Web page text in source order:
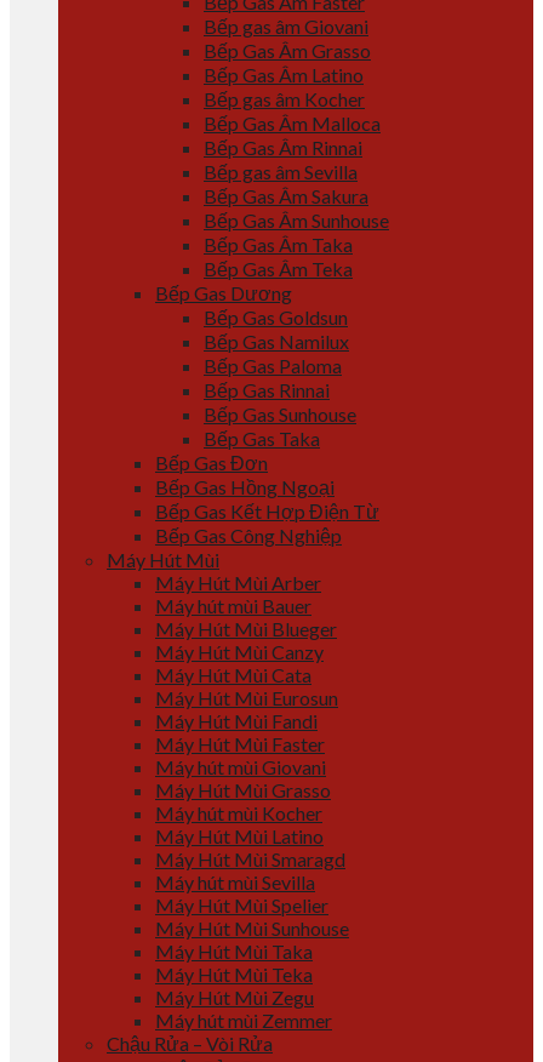
Bếp gas âm Giovani
Bếp Gas Âm Grasso
Bếp Gas Âm Latino
Bếp gas âm Kocher
Bếp Gas Âm Malloca
Bếp Gas Âm Rinnai
Bếp gas âm Sevilla
Bếp Gas Âm Sakura
Bếp Gas Âm Sunhouse
Bếp Gas Âm Taka
Bếp Gas Âm Teka
Bếp Gas Dương
Bếp Gas Goldsun
Bếp Gas Namilux
Bếp Gas Paloma
Bếp Gas Rinnai
Bếp Gas Sunhouse
Bếp Gas Taka
Bếp Gas Đơn
Bếp Gas Hồng Ngoại
Bếp Gas Kết Hợp Điện Từ
Bếp Gas Công Nghiệp
Máy Hút Mùi
Máy Hút Mùi Arber
Máy hút mùi Bauer
Máy Hút Mùi Blueger
Máy Hút Mùi Canzy
Máy Hút Mùi Cata
Máy Hút Mùi Eurosun
Máy Hút Mùi Fandi
Máy Hút Mùi Faster
Máy hút mùi Giovani
Máy Hút Mùi Grasso
Máy hút mùi Kocher
Máy Hút Mùi Latino
Máy Hút Mùi Smaragd
Máy hút mùi Sevilla
Máy Hút Mùi Spelier
Máy Hút Mùi Sunhouse
Máy Hút Mùi Taka
Máy Hút Mùi Teka
Máy Hút Mùi Zegu
Máy hút mùi Zemmer
Chậu Rửa – Vòi Rửa